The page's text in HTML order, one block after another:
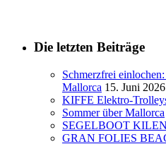
Die letzten Beiträge
Schmerzfrei
Mallorca 15. Juni 2026
KIFFE Elektro-
Sommer über Mallorca
SEGELBOOT
GRAN FOLIES